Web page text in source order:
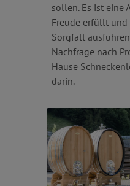
sollen. Es ist eine
Freude erfüllt
Sorgfalt
Nachfrage nach
Hause
darin.